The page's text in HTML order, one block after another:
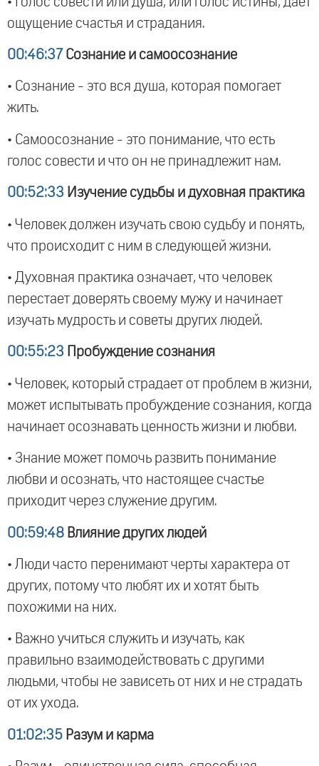
ощущение счастья и страдания.
00:46:37 Сознание и самоосознание
• Сознание - это вся душа, которая помогает
жить.
• Самоосознание - это понимание, что есть
голос совести и что он не принадлежит нам.
00:52:33 Изучение судьбы и духовная практика
• Человек должен изучать свою судьбу и понять,
что происходит с ним в следующей жизни.
• Духовная практика означает, что человек
перестает доверять своему мужу и начинает
изучать мудрость и советы других людей.
00:55:23 Пробуждение сознания
• Человек, который страдает от проблем в жизни,
может испытывать пробуждение сознания, когда
начинает осознавать ценность жизни и любви.
• Знание может помочь развить понимание
любви и осознать, что настоящее счастье
приходит через служение другим.
00:59:48 Влияние других людей
• Люди часто перенимают черты характера от
других, потому что любят их и хотят быть
похожими на них.
• Важно учиться служить и изучать, как
правильно взаимодействовать с другими
людьми, чтобы не зависеть от них и не страдать
от их ухода.
01:02:35 Разум и карма